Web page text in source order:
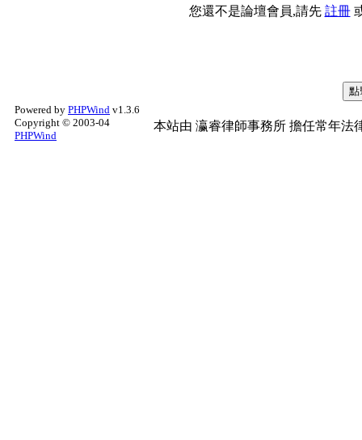
您還不是論壇會員,請先 註冊
Powered by PHPWind v1.3.6
Copyright © 2003-04
PHPWind
本站由 瀛睿律師事務所 擔任常年法